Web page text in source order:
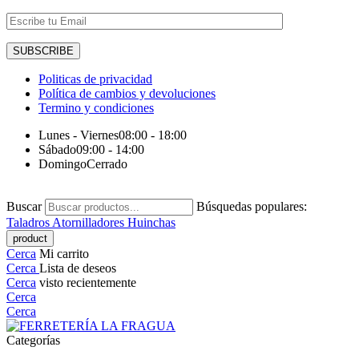
Politicas de privacidad
Política de cambios y devoluciones
Termino y condiciones
Lunes - Viernes08:00 - 18:00
Sábado09:00 - 14:00
DomingoCerrado
Buscar
Búsquedas populares:
Taladros Atornilladores Huinchas
Cerca Mi carrito
Cerca Lista de deseos
Cerca visto recientemente
Cerca
Cerca
Categorías